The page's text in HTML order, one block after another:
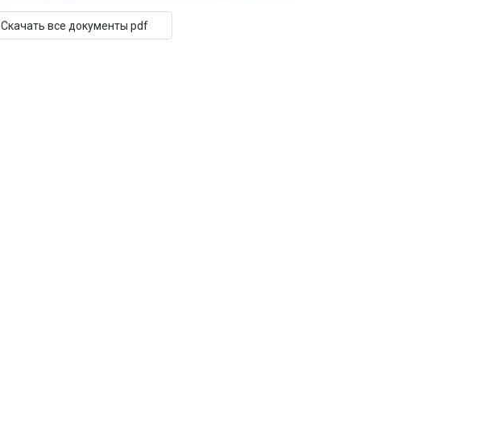
Скачать все документы pdf